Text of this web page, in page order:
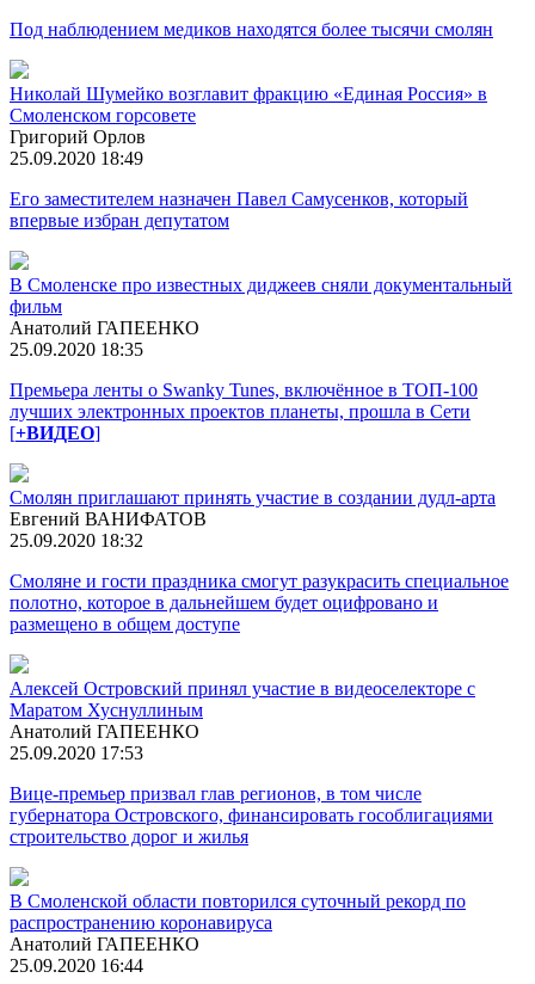
Под наблюдением медиков находятся более тысячи смолян
Николай Шумейко возглавит фракцию «Единая Россия» в
Смоленском горсовете
Григорий Орлов
25.09.2020 18:49
Его заместителем назначен Павел Самусенков, который
впервые избран депутатом
В Смоленске про известных диджеев сняли документальный
фильм
Анатолий ГАПЕЕНКО
25.09.2020 18:35
Премьера ленты о Swanky Tunes, включённое в ТОП-100
лучших электронных проектов планеты, прошла в Сети
[+ВИДЕО]
Смолян приглашают принять участие в создании дудл-арта
Евгений ВАНИФАТОВ
25.09.2020 18:32
Смоляне и гости праздника смогут разукрасить специальное
полотно, которое в дальнейшем будет оцифровано и
размещено в общем доступе
Алексей Островский принял участие в видеоселекторе с
Маратом Хуснуллиным
Анатолий ГАПЕЕНКО
25.09.2020 17:53
Вице-премьер призвал глав регионов, в том числе
губернатора Островского, финансировать гособлигациями
строительство дорог и жилья
В Смоленской области повторился суточный рекорд по
распространению коронавируса
Анатолий ГАПЕЕНКО
25.09.2020 16:44